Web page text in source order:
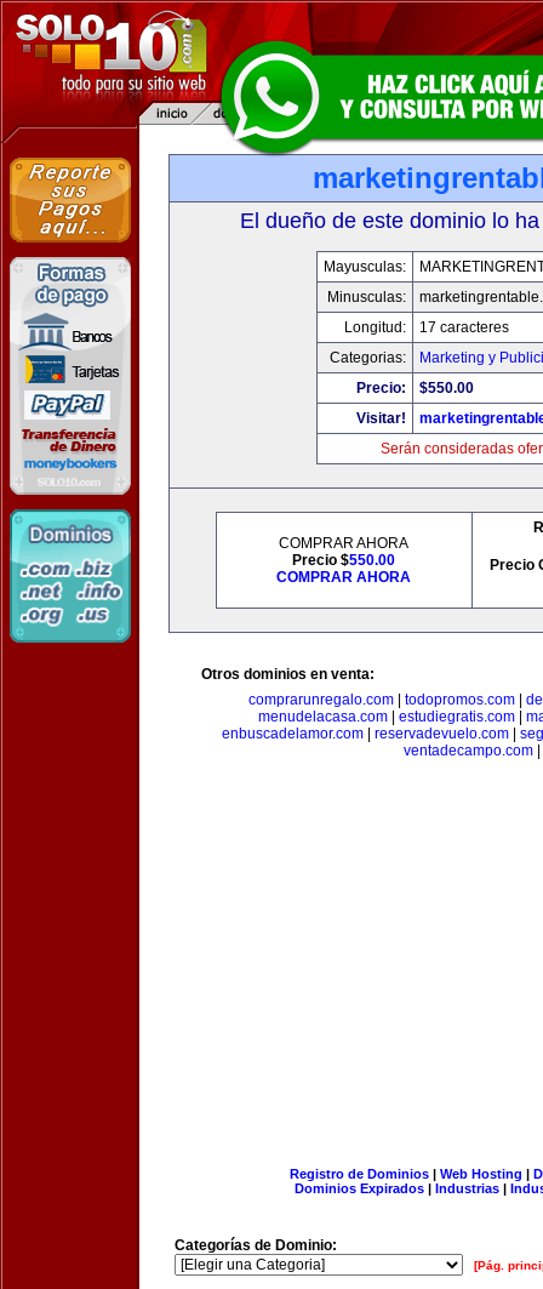
El dueño de este dominio lo
Mayusculas:
Minusculas:
Longitud:
17 caracteres
Categorias:
Marketing y
Precio:
$550.00
Visitar!
Serán consideradas
COMPRAR AHORA
Precio $550.00
COMPRAR AHORA
Precio
Otros dominios en venta:
comprarunregalo.com| todopromos.com|
menudelacasa.com
estudiegratis.com
enbuscadelamor.com
reservadevuelo.com
ventadecampo.com|
Registro de Dominios| Web Hosting |
Dominios Expirados | Industrias |
Categorías de Dominio:
[Pág.